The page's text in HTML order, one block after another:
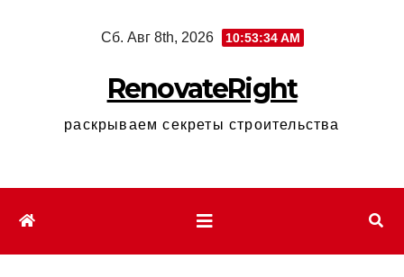
Сб. Авг 8th, 2026 10:53:35 AM
RenovateRight
раскрываем секреты строительства